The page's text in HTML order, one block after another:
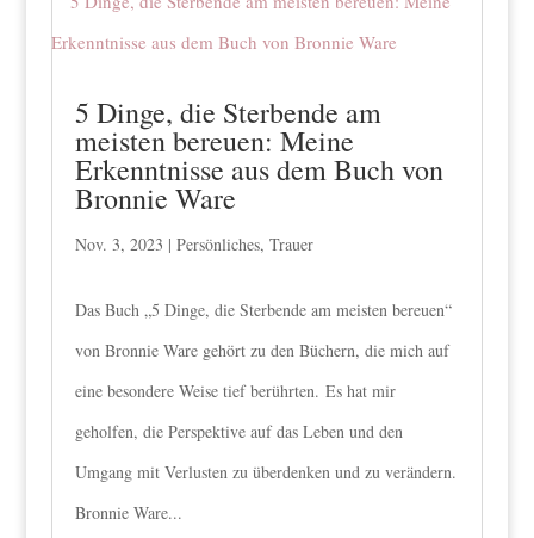
5 Dinge, die Sterbende am
meisten bereuen: Meine
Erkenntnisse aus dem Buch von
Bronnie Ware
Nov. 3, 2023 | Persönliches, Trauer
Das Buch „5 Dinge, die Sterbende am meisten bereuen“
von Bronnie Ware gehört zu den Büchern, die mich auf
eine besondere Weise tief berührten. Es hat mir
geholfen, die Perspektive auf das Leben und den
Umgang mit Verlusten zu überdenken und zu verändern.
Bronnie Ware...